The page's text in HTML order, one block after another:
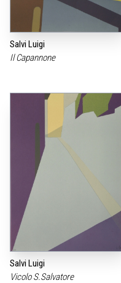
Salvi Luigi
Il Capannone
Salvi Luigi
Vicolo S.Salvatore